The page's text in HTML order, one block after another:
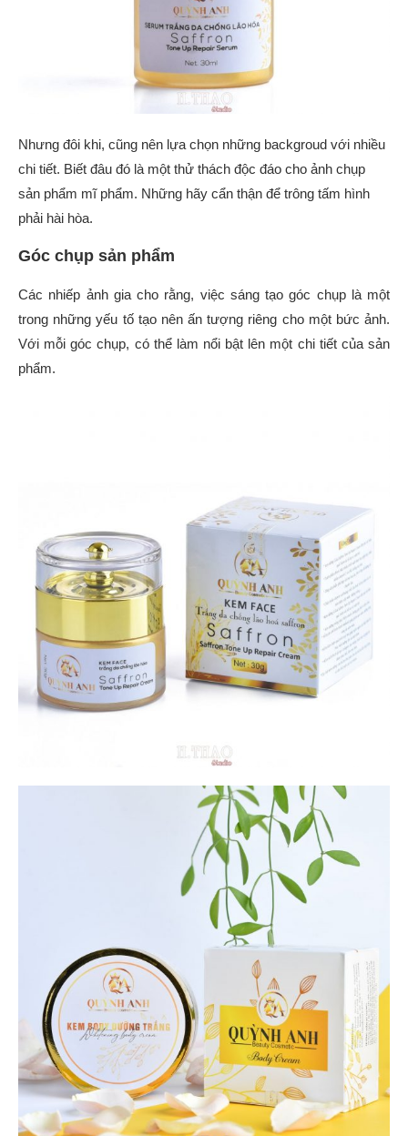
Nhưng đôi khi, cũng nên lựa chọn những backgroud với nhiều
chi tiết. Biết đâu đó là một thử thách độc đáo cho ảnh chụp
sản phẩm mĩ phẩm. Những hãy cẩn thận để trông tấm hình
phải hài hòa.
Góc chụp sản phẩm
Các nhiếp ảnh gia cho rằng, việc sáng tạo góc chụp là một
trong những yếu tố tạo nên ấn tượng riêng cho một bức ảnh.
Với mỗi góc chụp, có thể làm nổi bật lên một chi tiết của sản
phẩm.